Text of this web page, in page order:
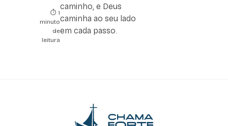
⏱️ 1
minuto
de
leitura
caminho, e Deus
caminha ao seu lado
em cada passo.